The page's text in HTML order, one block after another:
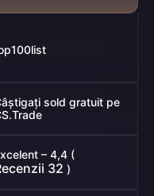
sold gratuit pe
– ​​4,4 (
32 )